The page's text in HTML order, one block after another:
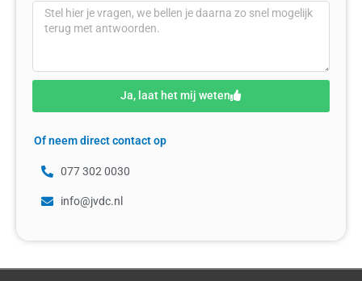
Ja, laat het mij weten
Of neem direct contact op
077 302 0030
info@jvdc.nl